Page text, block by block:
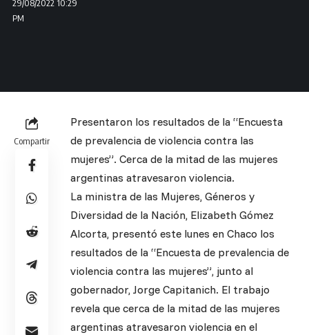
29/08/2022 10:29
PM
Compartir
Presentaron los resultados de la “Encuesta
de prevalencia de violencia contra las
mujeres”. Cerca de la mitad de las mujeres
argentinas atravesaron violencia.
La ministra de las Mujeres, Géneros y
Diversidad de la Nación, Elizabeth Gómez
Alcorta, presentó este lunes en Chaco los
resultados de la “Encuesta de prevalencia de
violencia contra las mujeres”, junto al
gobernador, Jorge Capitanich. El trabajo
revela que cerca de la mitad de las mujeres
argentinas atravesaron violencia en el